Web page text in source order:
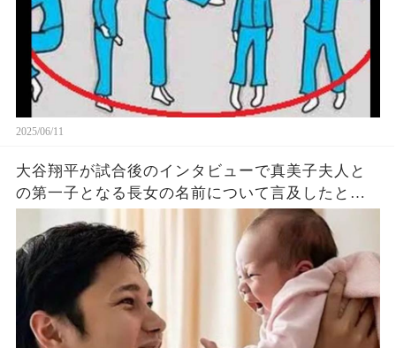
2025/06/11
大谷翔平が試合後のインタビューで真美子夫人と
の第一子となる長女の名前について言及したと話
題に！山本由伸や佐々木朗希は知ってそう！